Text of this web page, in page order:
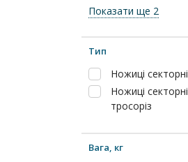
Показати ще 2
Тип
Ножиці секторні
Ножиці секторні
тросоріз
Вага, кг